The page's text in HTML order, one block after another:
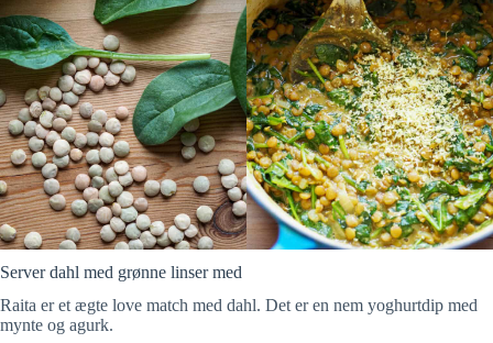
Server dahl med grønne linser med
Raita er et ægte love match med dahl. Det er en nem yoghurtdip med
mynte og agurk.